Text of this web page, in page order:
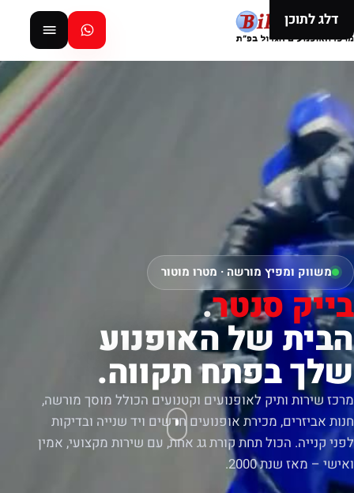
דלג לתוכן
משווק ומפיץ מורשה · מטרו מוטור
בייק סנטר.
הבית של האופנוע
שלך בפתח תקווה.
מרכז שירות ותיק לאופנועים וקטנועים הכולל מוסך מורשה,
חנות אביזרים, מכירת אופנועים חדשים ויד שנייה ובדיקות
לפני קנייה. הכול תחת קורת גג אחת, עם שירות מקצועי, אמין
ואישי – מאז שנת 2000.